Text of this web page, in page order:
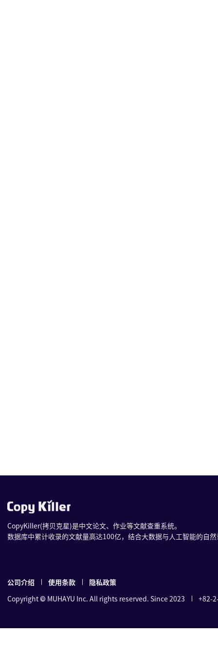
CopyKiller(拷贝克星)是中文论文、作业等文献查重系统。
数据库中累计收录的文献量高达100亿，结合大数据与人工智能的自
公司介绍 使用条款
隐私政策
Copyright © MUHAYU Inc. All rights reserved. Since 2023
+82-